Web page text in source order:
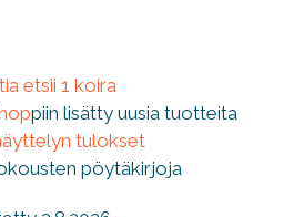
etsii 1 koira
piin lisätty uusia tuotteita
tulokset
pöytäkirjoja